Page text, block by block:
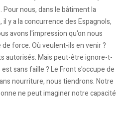
nous, dans le bâtiment la
y a la concurrence des Espagnols,
avons l'impression qu'on nous
force. Où veulent-ils en venir ?
autorisés. Mais peut-être ignore-t-
sans faille ? Le Front s'occupe de
nourriture, nous tiendrons. Notre
ne peut imaginer notre capacité